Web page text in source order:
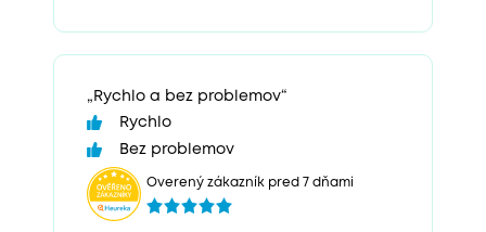
„Rychlo a bez problemov“
Rychlo
Bez problemov
Overený zákazník pred 7 dňami